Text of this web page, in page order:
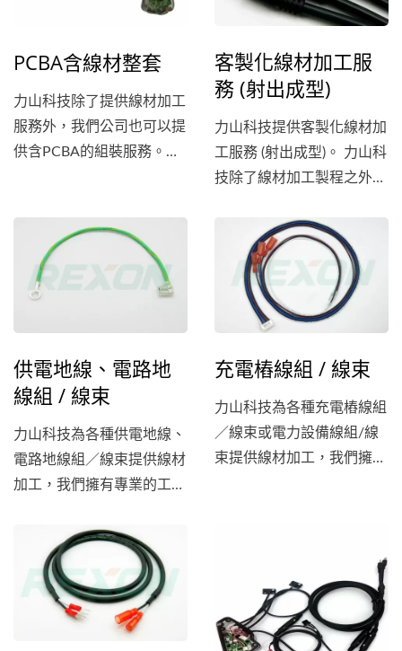
PCBA含線材整套
力山科技除了提供線材加工
服務外，我們公司也可以提
供含PCBA的組裝服務。我
據客戶的要求，完成從PCB
板設計到PCBA組裝的全套
服務。我們採用優質的元器
件和先進的工藝，確保最終
生產，我們都能夠提供高效
率和高品質的服務。
客製化線材加工服
務 (射出成型)
力山科技提供客製化線材加
工服務 (射出成型)。 力山科
技除了線材加工製程之外，
設計客製化服務與模具開
發。在線材接頭／連接器射
出成型的部分，使用二道工
序射出，分內模與外模，來
加強防水功能及確保品質。
供電地線、電路地
線組 / 線束
力山科技為各種供電地線、
電路地線組／線束提供線材
加工，我們擁有專業的工程
備，可以根據客戶的要求，
搭配不同的端子護套、不同
的線材（UL1007...
充電樁線組 / 線束
力山科技為各種充電樁線組
／線束或電力設備線組/線
束提供線材加工，我們擁有
（UL1007...